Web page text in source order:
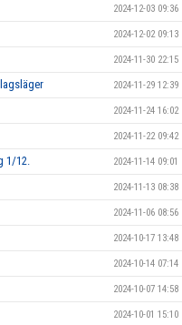
2024-12-03 09:36
2024-12-02 09:13
2024-11-30 22:15
2024-11-29 12:39
2024-11-24 16:02
2024-11-22 09:42
1/12. 2024-11-14 09:01
2024-11-13 08:38
2024-11-06 08:56
2024-10-17 13:48
2024-10-14 07:14
2024-10-07 14:58
2024-10-01 15:10